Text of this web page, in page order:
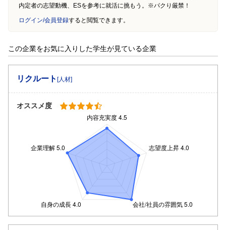
内定者の志望動機、ESを参考に就活に挑もう。※パクり厳禁！
ログイン/会員登録すると閲覧できます。
この企業をお気に入りした学生が見ている企業
リクルート [人材]
オススメ度